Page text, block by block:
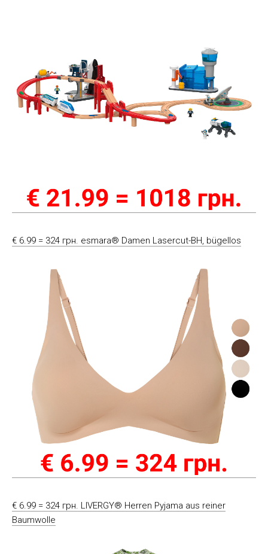
€ 6.99 = 324 грн. esmara® Damen Lasercut-BH, bügellos
€ 6.99 = 324 грн. LIVERGY® Herren Pyjama aus reiner
Baumwolle